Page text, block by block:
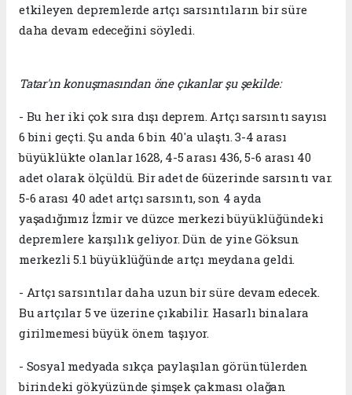
etkileyen depremlerde artçı sarsıntıların bir süre
daha devam edeceğini söyledi.
Tatar'ın konuşmasından öne çıkanlar şu şekilde:
- Bu her iki çok sıra dışı deprem. Artçı sarsıntı sayısı
6 bini geçti. Şu anda 6 bin 40'a ulaştı. 3-4 arası
büyüklükte olanlar 1628, 4-5 arası 436, 5-6 arası 40
adet olarak ölçüldü. Bir adet de 6üzerinde sarsıntı var.
5-6 arası 40 adet artçı sarsıntı, son 4 ayda
yaşadığımız İzmir ve düzce merkezi büyüklüğündeki
depremlere karşılık geliyor. Dün de yine Göksun
merkezli 5.1 büyüklüğünde artçı meydana geldi.
- Artçı sarsıntılar daha uzun bir süre devam edecek.
Bu artçılar 5 ve üzerine çıkabilir. Hasarlı binalara
girilmemesi büyük önem taşıyor.
- Sosyal medyada sıkça paylaşılan görüntülerden
birindeki gökyüzünde şimşek çakması olağan